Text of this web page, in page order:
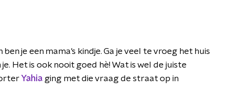
je een mama's kindje. Ga je veel te vroeg het huis
Het is ook nooit goed hè! Wat is wel de juiste
Yahia ging met die vraag de straat op in